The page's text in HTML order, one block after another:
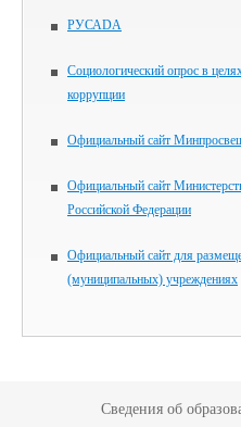
РУСАDА
Социологический опрос в
коррупции
Официальный сайт
Официальный сайт
Российской Федерации
Официальный сайт для
(муниципальных) учреждениях
Сведения об